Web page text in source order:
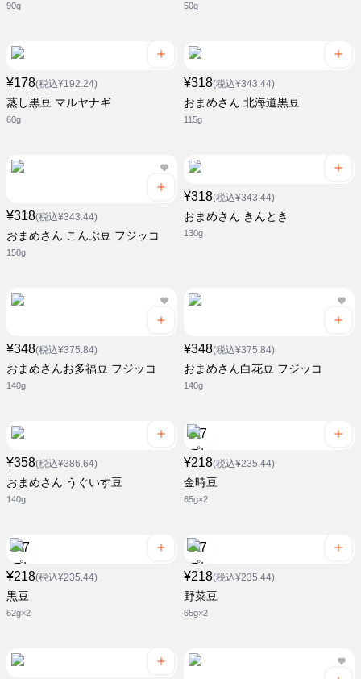
90g 50g
¥178(税込¥192.24)
蒸し黒豆 マルヤナギ
60g
¥318(税込¥343.44)
おまめさん 北海道黒豆
115g
¥318(税込¥343.44)
おまめさん こんぶ豆 フジッコ
150g
¥318(税込¥343.44)
おまめさん きんとき
130g
¥348(税込¥375.84)
おまめさんお多福豆 フジッコ
140g
¥348(税込¥375.84)
おまめさん白花豆 フジッコ
140g
¥358(税込¥386.64)
おまめさん うぐいす豆
140g
¥218(税込¥235.44)
金時豆
65g×2
¥218(税込¥235.44)
黒豆
62g×2
¥218(税込¥235.44)
野菜豆
65g×2